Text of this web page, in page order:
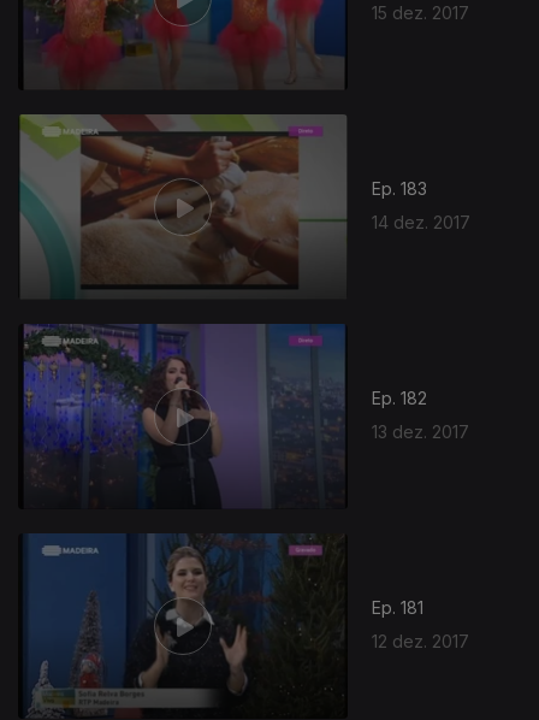
15 dez. 2017
Ep. 183
14 dez. 2017
Ep. 182
13 dez. 2017
Ep. 181
12 dez. 2017
320366